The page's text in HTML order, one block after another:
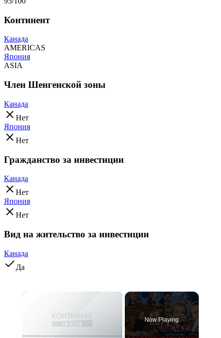
Континент
Канада
AMERICAS
Япония
ASIA
Член Шенгенской зоны
Канада
Нет
Япония
Нет
Гражданство за инвестиции
Канада
Нет
Япония
Нет
Вид на жительство за инвестиции
Канада
Да
×
Now Playing